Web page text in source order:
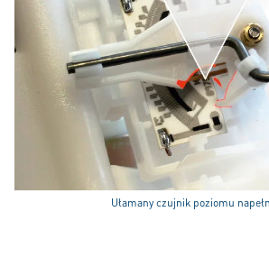
Ułamany czujnik poziomu